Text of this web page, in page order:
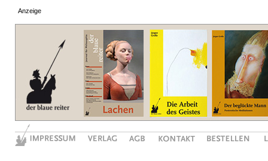
Anzeige